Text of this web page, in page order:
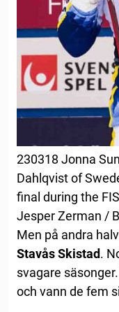
230318 Jonna
Dahlqvist of
final during the
Jesper Zerman /
Men på andra
Stavås Skistad.
svagare
och vann de fem